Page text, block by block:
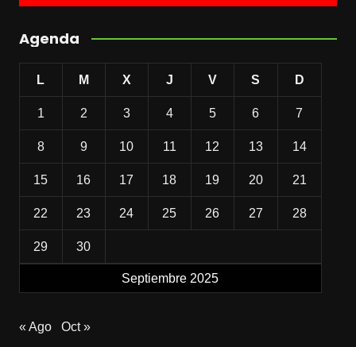
Agenda
Septiembre 2025
L M X J V S D
1 2 3 4 5 6 7
8 9 10 11 12 13 14
15 16 17 18 19 20 21
22 23 24 25 26 27 28
29 30
« Ago Oct »